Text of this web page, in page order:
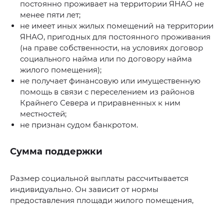
постоянно проживает на территории ЯНАО не
менее пяти лет;
не имеет иных жилых помещений на территории
ЯНАО, пригодных для постоянного проживания
(на праве собственности, на условиях договор
социального найма или по договору найма
жилого помещения);
не получает финансовую или имущественную
помощь в связи с переселением из районов
Крайнего Севера и приравненных к ним
местностей;
не признан судом банкротом.
Сумма поддержки
Размер социальной выплаты рассчитывается
индивидуально. Он зависит от нормы
предоставления площади жилого помещения,